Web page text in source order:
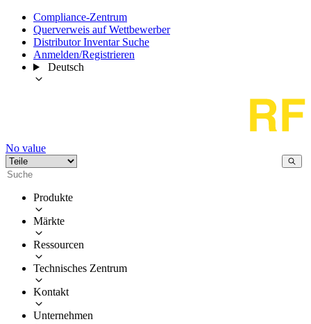
Compliance-Zentrum
Querverweis auf Wettbewerber
Distributor Inventar Suche
Anmelden/Registrieren
Deutsch
No value
Produkte
Märkte
Ressourcen
Technisches Zentrum
Kontakt
Unternehmen